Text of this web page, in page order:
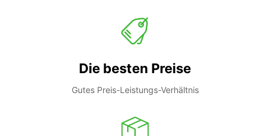
Die besten Preise
Gutes Preis-Leistungs-Verhältnis